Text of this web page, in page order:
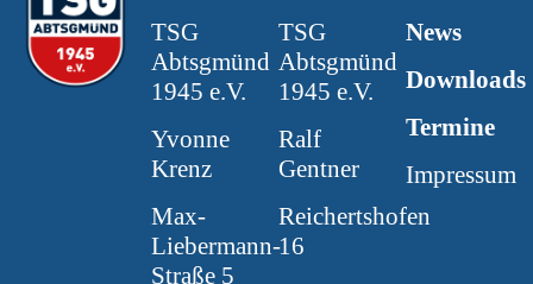
TSG
Abtsgmünd
1945 e.V.
Yvonne
Krenz
Max-
Liebermann-
Straße 5
TSG
Abtsgmünd
1945 e.V.
Ralf
Gentner
Reichertshofen
16
News
Downloads
Termine
Impressum